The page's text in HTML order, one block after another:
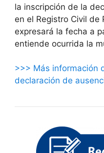
la inscripción de la
en el Registro Civil de
expresará la fecha a
entiende ocurrida la
>>> Más información
declaración de